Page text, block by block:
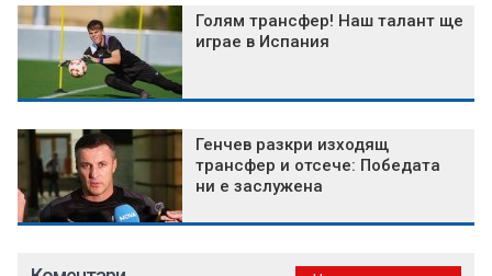
Голям трансфер! Наш талант ще
играе в Испания
Генчев разкри изходящ
трансфер и отсече: Победата
ни е заслужена